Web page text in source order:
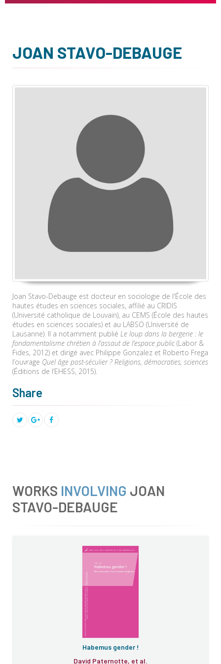
JOAN STAVO-DEBAUGE
Joan Stavo-Debauge est docteur en sociologie de l'École des
hautes études en sciences sociales, affilié au CRIDIS
(Université catholique de Louvain), au CEMS (École des hautes
études en sciences sociales) et au LABSO (Université de
Lausanne). Il a notamment publié Le loup dans la bergerie : le
fondamentalisme chrétien à l’assaut de l’espace public(Labor &
Fides, 2012) et dirigé avec Philippe Gonzalez et Roberto Frega
l’ouvrage Quel âge post-séculier ? Religions, démocraties, sciences
(Éditions de l’EHESS, 2015).
Share
WORKS INVOLVING JOAN
STAVO-DEBAUGE
Habemus gender !
David Paternotte, et al.